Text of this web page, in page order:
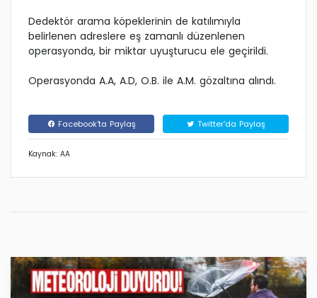
Dedektör arama köpeklerinin de katılımıyla
belirlenen adreslere eş zamanlı düzenlenen
operasyonda, bir miktar uyuşturucu ele geçirildi.
Operasyonda A.A, A.D, O.B. ile A.M. gözaltına alındı.
Facebook'ta Paylaş Twitter'da Paylaş
Kaynak: AA